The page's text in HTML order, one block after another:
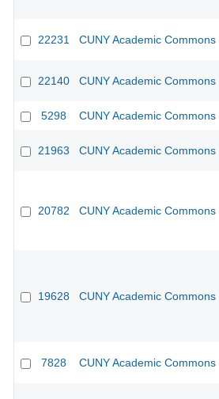
22231 CUNY Academic Commons
22140 CUNY Academic Commons
5298 CUNY Academic Commons
21963 CUNY Academic Commons
20782 CUNY Academic Commons
19628 CUNY Academic Commons
7828 CUNY Academic Commons